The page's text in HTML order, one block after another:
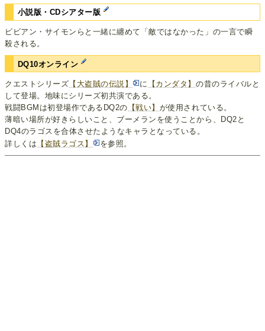
小説版・CDシアター版
ビビアン・サイモンらと一緒に纏めて「敵ではなかった」の一言で瞬
殺される。
DQ10オンライン
クエストシリーズ 【大盗賊の伝説】 に 【カンダタ】 の昔のライバルと
して登場。地味にシリーズ初共演である。
戦闘BGMは初登場作であるDQ2の 【戦い】 が使用されている。
薄暗い場所が好きらしいこと、ブーメランを使うことから、DQ2と
DQ4のラゴスを合体させたようなキャラとなっている。
詳しくは 【盗賊ラゴス】 を参照。